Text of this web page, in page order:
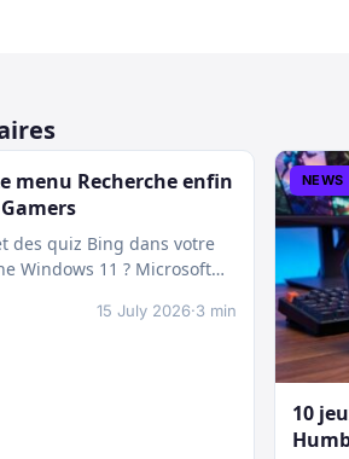
menu Recherche enfin
des quiz Bing dans votre
Windows 11 ? Microsoft
15 July 2026·3 min
NEWS
10